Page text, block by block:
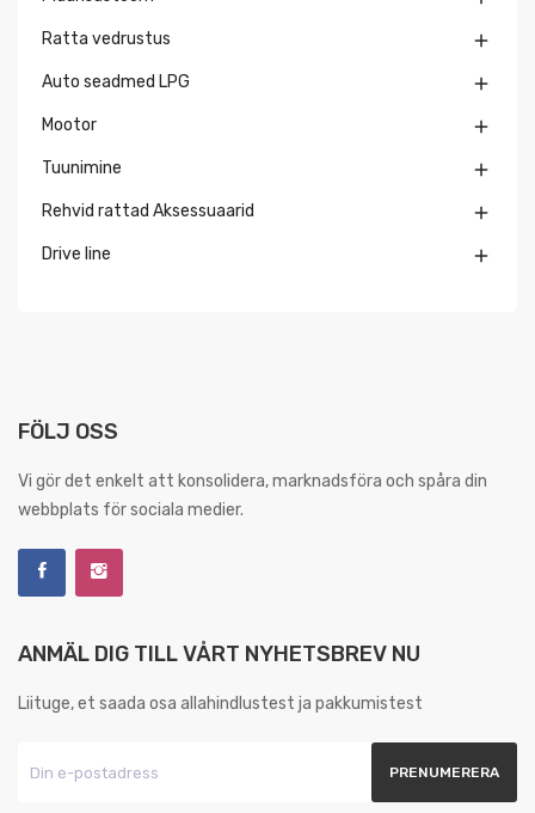
Ratta vedrustus 
Auto seadmed LPG 
Mootor 
Tuunimine 
Rehvid rattad Aksessuaarid 
Drive line 
FÖLJ OSS
Vi gör det enkelt att konsolidera, marknadsföra och spåra din
webbplats för sociala medier.
ANMÄL DIG TILL VÅRT NYHETSBREV NU
Liituge, et saada osa allahindlustest ja pakkumistest